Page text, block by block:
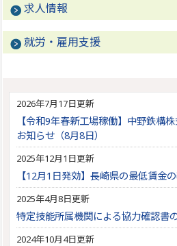
求人情報
就労・雇用支援
2026年7月17日更新
【令和9年春新工場稼働】中野鉄構
お知らせ（8月8日）
2025年12月1日更新
【12月1日発効】長崎県の最低賃金
2025年4月8日更新
特定技能所属機関による協力確認書
2024年10月4日更新